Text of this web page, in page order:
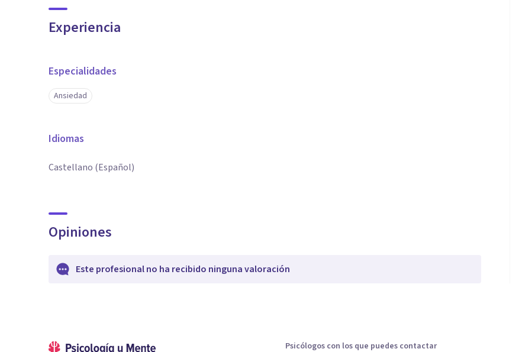
Experiencia
Especialidades
Ansiedad
Idiomas
Castellano (Español)
Opiniones
Este profesional no ha recibido ninguna valoración
Psicólogos con los que puedes contactar